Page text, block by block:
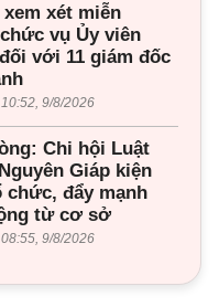
xem xét miễn
vụ Ủy viên
với 11 giám đốc
9/8/2026
Chi hội Luật
Giáp kiện
chức, đẩy mạnh
từ cơ sở
9/8/2026